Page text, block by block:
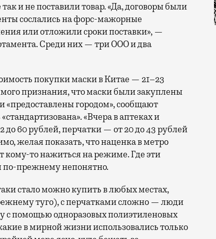
и не поставили товар. «Да, договоры были
сослались на форс-мажорные
или отложили сроки поставки», —
Среди них — три ООО и два
покупки маски в Китае — 21–23
признания, что маски были закуплены
городом», сообщают
«Вчера в аптеках и
60 рублей, перчатки — от 20 до 43 рублей
желая показать, что наценка в метро
кому-то нажиться на режиме. Где эти
по-прежнему непонятно.
стало можно купить в любых местах,
туго), с перчатками сложно — люди
помощью одноразовых полиэтиленовых
в мирной жизни использовались только